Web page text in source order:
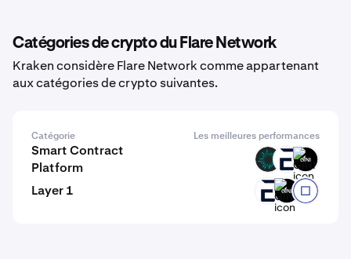
Catégories de crypto du Flare Network
Kraken considère Flare Network comme appartenant
aux catégories de crypto suivantes.
Catégorie Les meilleures performances
Smart Contract
Platform
BVM EVR GINI
Layer 1 EVR GINI